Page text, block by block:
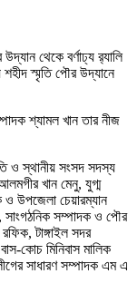
থেকে বর্ণাঢ্য র‍্যালি
শহীদ স্মৃতি পৌর উদ্যানে
শ্যামল খান তার নীজ
ও স্থানীয় সংসদ সদস্য
খান মেনু, যুগ্ম
ও উপজেলা চেয়ারম্যান
সাংগঠনিক সম্পাদক ও পৌর
টাঙ্গাইল সদর
কোচ মিনিবাস মালিক
সাধারণ সম্পাদক এম এ